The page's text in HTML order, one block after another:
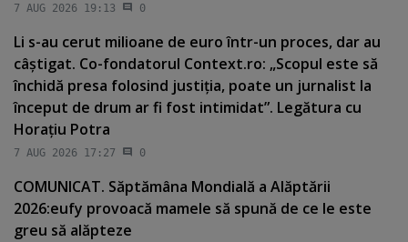
7 AUG 2026 19:13 0
Li s-au cerut milioane de euro într-un proces, dar au
câştigat. Co-fondatorul Context.ro: „Scopul este să
închidă presa folosind justiţia, poate un jurnalist la
început de drum ar fi fost intimidat”. Legătura cu
Horaţiu Potra
7 AUG 2026 17:27 0
COMUNICAT. Săptămâna Mondială a Alăptării
2026:eufy provoacă mamele să spună de ce le este
greu să alăpteze